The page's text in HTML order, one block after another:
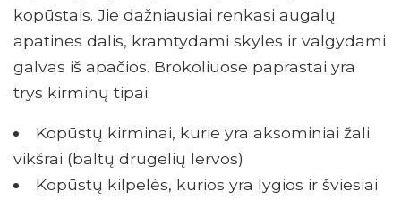
kopūstais. Jie dažniausiai renkasi augalų
apatines dalis, kramtydami skyles ir valgydami
galvas iš apačios. Brokoliuose paprastai yra
trys kirminų tipai:
Kopūstų kirminai, kurie yra aksominiai žali
vikšrai (baltų drugelių lervos)
Kopūstų kilpelės, kurios yra lygios ir šviesiai